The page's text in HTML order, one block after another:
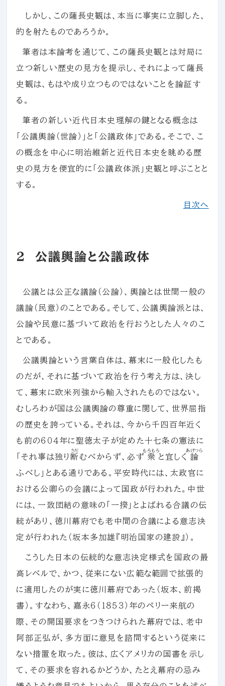
しかし、この薩長史観は、本当に事実に立脚した、
的を射たものであろうか。
筆者は本論考を通じて、この薩長史観とは対局に
立つ新しい歴史の見方を提示し、それによって薩長
史観は、もはや成り立つものではないことを論証す
る。
筆者の新しい近代日本史理解の鍵となる概念は
「公議輿論（世論）」と「公議政体」である。そこで、こ
の概念を中心に明治維新と近代日本史を眺める歴
史の見方を便宜的に「公議政体派」史観と呼ぶことと
する。
目次へ
２ 公議輿論と公議政体
公議とは公正な議論（公論）、輿論とは世間一般の
議論（民意）のことである。そして、公議輿論派とは、
公論や民意に基づいて政治を行おうとした人々のこ
とである。
公議輿論という言葉自体は、幕末に一般化したも
のだが、それに基づいて政治を行う考え方は、決し
て、幕末に欧米列強から輸入されたものではない。
むしろわが国は公議輿論の尊重に関して、世界屈指
の歴史を誇っている。それは、今から千四百年近く
も前の６０４年に聖徳太子が定めた十七条の憲法に
「それ事は独り 断
さだ
むべからず、必ず 衆
もろもろ
と宜しく 論
あげつら
ふべし」とある通りである。平安時代には、太政官に
おける公卿らの会議によって国政が行われた。中世
には、一致団結の意味の「一揆」とよばれる合議の伝
統があり、徳川幕府でも老中間の合議による意志決
定が行われた（坂本多加雄『明治国家の建設』）。
こうした日本の伝統的な意志決定様式を国政の最
高レベルで、かつ、従来にない広範な範囲で拡張的
に適用したのが実に徳川幕府であった（坂本、前掲
書）。すなわち、嘉永６（１８５３）年のペリー来航の
際、その開国要求をつきつけられた幕府では、老中
阿部正弘が、多方面に意見を諮問するという従来に
ない措置を取った。彼は、広くアメリカの国書を示し
て、その要求を容れるかどうか、たとえ幕府の忌み